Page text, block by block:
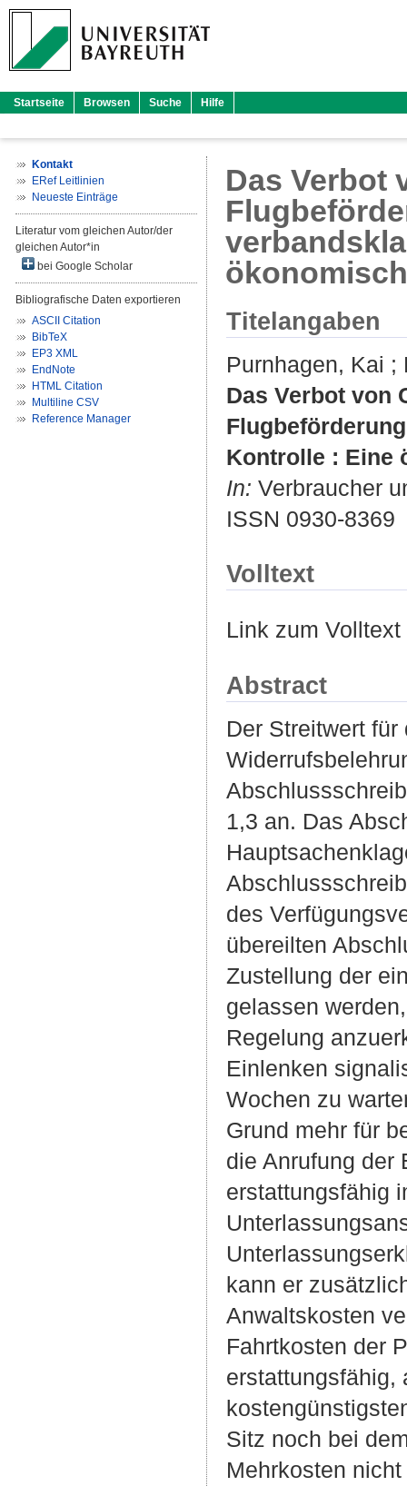
Startseite Browsen Suche Hilfe
Kontakt
ERef Leitlinien
Neueste Einträge
Literatur vom gleichen Autor/der
gleichen Autor*in
bei Google Scholar
Bibliografische Daten exportieren
ASCII Citation
BibTeX
EP3 XML
EndNote
HTML Citation
Multiline CSV
Reference Manager
Das Verbot
Titelangaben
Purnhagen, Kai ;
Das Verbot von
Kontrolle : Eine
In: Verbraucher
ISSN 0930-8369
Volltext
Link zum
Abstract
Der Streitwert
1,3 an. Das
des
übereilten
Zustellung der
gelassen
Regelung
Einlenken
Wochen zu
Grund mehr für
die Anrufung der
erstattungsfähig
kann er
Anwaltskosten
Fahrtkosten der
erstattungsfähig,
Sitz noch bei
Mehrkosten